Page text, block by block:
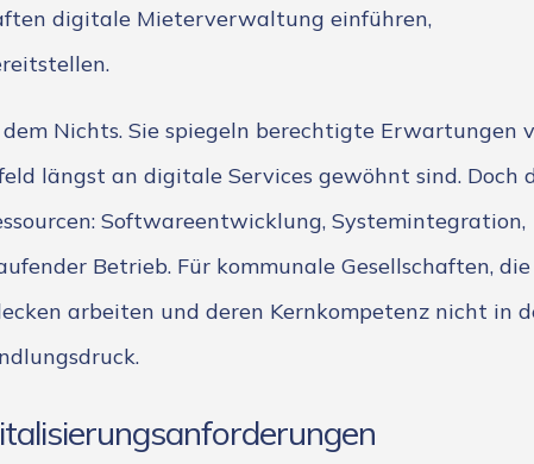
digitale Mieterverwaltung einführen,
Nichts. Sie spiegeln berechtigte Erwartungen
längst an digitale Services gewöhnt sind. Doch
Softwareentwicklung, Systemintegration,
Betrieb. Für kommunale Gesellschaften, die
arbeiten und deren Kernkompetenz nicht in